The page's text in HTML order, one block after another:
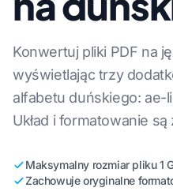
Konwertuj pliki PDF na
wyświetlając trzy
alfabetu duńskiego: ae-
Układ i formatowanie
Maksymalny rozmiar pliku 1
Zachowuje oryginalne